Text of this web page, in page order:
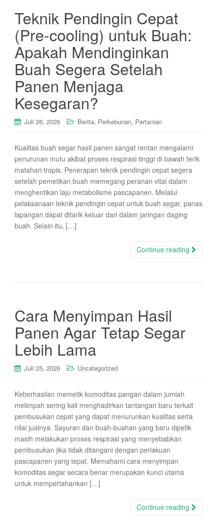
Teknik Pendingin Cepat
(Pre-cooling) untuk Buah:
Apakah Mendinginkan
Buah Segera Setelah
Panen Menjaga
Kesegaran?
Juli 26, 2026 Berita, Perkebunan, Pertanian
Kualitas buah segar hasil panen sangat rentan mengalami
penurunan mutu akibat proses respirasi tinggi di bawah terik
matahari tropis. Penerapan teknik pendingin cepat segera
setelah pemetikan buah memegang peranan vital dalam
menghentikan laju metabolisme pascapanen. Melalui
pelaksanaan teknik pendingin cepat untuk buah segar, panas
lapangan dapat ditarik keluar dari dalam jaringan daging
buah. Selain itu, […]
Continue reading
Cara Menyimpan Hasil
Panen Agar Tetap Segar
Lebih Lama
Juli 25, 2026 Uncategorized
Keberhasilan memetik komoditas pangan dalam jumlah
melimpah sering kali menghadirkan tantangan baru terkait
pembusukan cepat yang dapat menurunkan kualitas serta
nilai jualnya. Sayuran dan buah-buahan yang baru dipetik
masih melakukan proses respirasi yang menyebabkan
pembusukan jika tidak ditangani dengan perlakuan
pascapanen yang tepat. Memahami cara menyimpan
komoditas segar secara benar merupakan kunci utama
untuk mempertahankan […]
Continue reading